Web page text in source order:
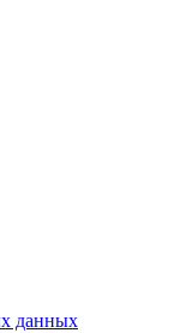
данных